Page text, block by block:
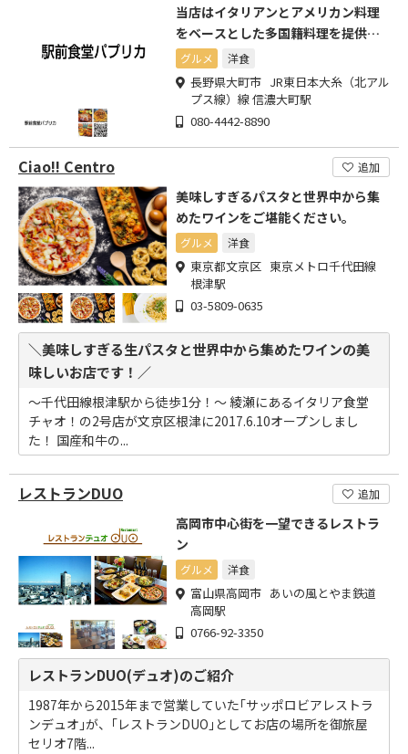
当店はイタリアンとアメリカン料理
をベースとした多国籍料理を提供し
ている食堂
グルメ 洋食
長野県大町市 JR東日本大糸（北アル
プス線）線 信濃大町駅
080-4442-8890
Ciao!! Centro 追加
美味しすぎるパスタと世界中から集
めたワインをご堪能ください。
グルメ 洋食
東京都文京区 東京メトロ千代田線
根津駅
03-5809-0635
＼美味しすぎる生パスタと世界中から集めたワインの美
味しいお店です！／
～千代田線根津駅から徒歩1分！～ 綾瀬にあるイタリア食堂
チャオ！の2号店が文京区根津に2017.6.10オープンしまし
た！ 国産和牛の...
レストランDUO 追加
高岡市中心街を一望できるレストラ
ン
グルメ 洋食
富山県高岡市 あいの風とやま鉄道
高岡駅
0766-92-3350
レストランDUO(デュオ)のご紹介
1987年から2015年まで営業していた｢サッポロビアレストラ
ンデュオ｣が、｢レストランDUO｣としてお店の場所を御旅屋
セリオ7階...